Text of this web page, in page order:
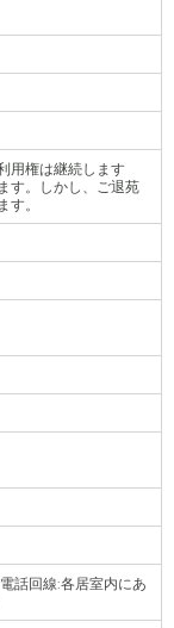
用権は継続します
す。しかし、ご退苑
。
話回線:各居室内にあ